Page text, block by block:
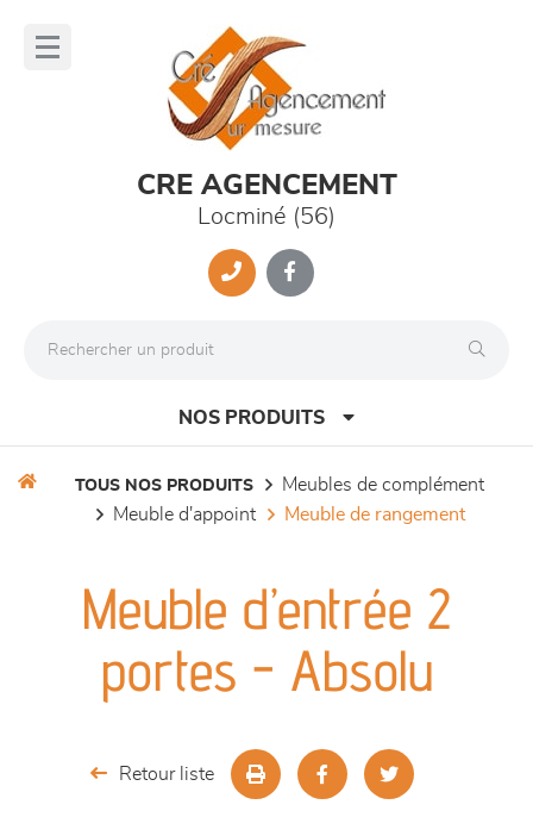
CRE AGENCEMENT
Locminé (56)
NOS PRODUITS
séjours
meubles de complément
TOUS NOS PRODUITS
meubles de complément
meuble d'appoint
meuble de rangement
Meuble d’entrée 2
portes - Absolu
Retour liste